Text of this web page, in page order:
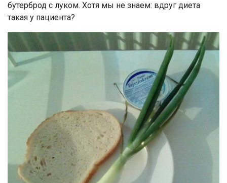
бутерброд с луком. Хотя мы не знаем: вдруг диета
такая у пациента?